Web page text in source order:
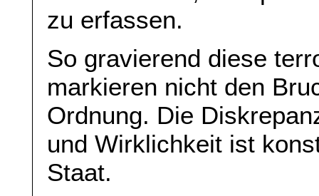
zu erfassen.
So gravierend diese
markieren nicht den
Ordnung. Die
und Wirklichkeit ist
Staat.